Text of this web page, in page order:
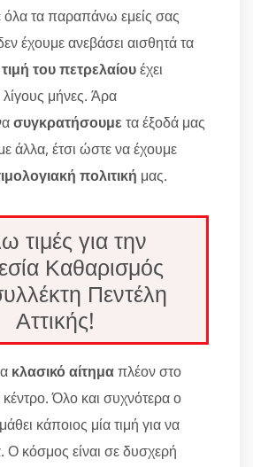
τα παραπάνω εμείς σας
έχουμε ανεβάσει αισθητά τα
τιμή του πετρελαίουέχει
λίγους μήνες. Άρα
συγκρατήσουμε τα έξοδά μας
άλλα, έτσι ώστε να έχουμε
πολιτική μας.
τιμές για την
Καθαρισμός
Πεντέλη
Αττικής!
κλασικό αίτημαπλέον στο
Όλο και συχνότερα ο
κάποιος μία τιμή για να
Ο κόσμος είναι σε δυσχερή